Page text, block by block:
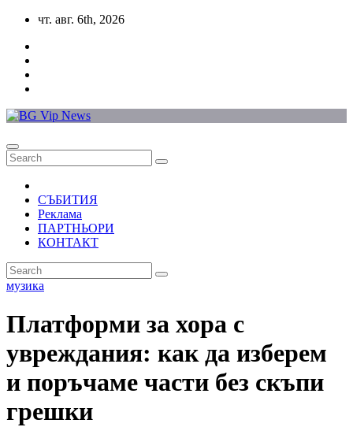
Skip
content
чт. авг. 6th, 2026
СЪБИТИЯ
Реклама
ПАРТНЬОРИ
КОНТАКТ
музика
Платформи за хора с
увреждания: как да изберем
и поръчаме части без скъпи
грешки